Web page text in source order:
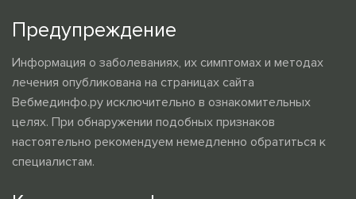
Предупреждение
Информация о заболеваниях, их симптомах и методах
лечения опубликована на страницах сайта
Вебмединфо.ру исключительно в ознакомительных
целях. При обнаружении подобных признаков
настоятельно рекомендуем немедленно обратиться к
специалистам.